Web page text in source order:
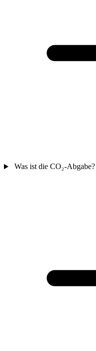
Was ist die CO₂-Abgabe?